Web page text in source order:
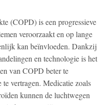
(COPD) is een progressieve
veroorzaakt en op lange
kan beïnvloeden. Dankzij
en technologie is het
van COPD beter te
te vertragen. Medicatie zoals
kunnen de luchtwegen